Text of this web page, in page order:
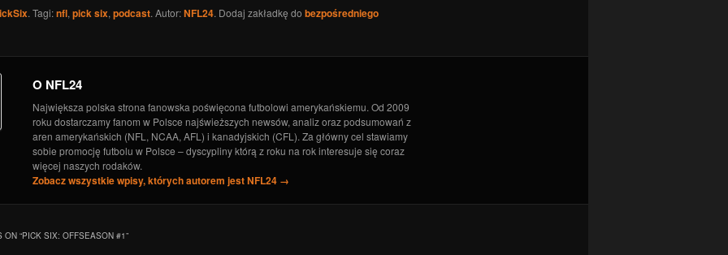
do Bohatera - 11 kwietnia 2019
techniczne!!!
North – analiza salary cap- 12 marca 2019
. Tagi:nfl, pick six, podcast. Autor:NFL24. Dodaj zakładkę do bezpośredniego
O NFL24
Największa polska strona fanowska poświęcona futbolowi amerykańskiemu. Od 2009
roku dostarczamy fanom w Polsce najświeższych newsów, analiz oraz podsumowań z
aren amerykańskich (NFL, NCAA, AFL) i kanadyjskich (CFL). Za główny cel stawiamy
sobie promocję futbolu w Polsce – dyscypliny którą z roku na rok interesuje się coraz
więcej naszych rodaków.
Zobacz wszystkie wpisy, których autorem jest NFL24 →
ON “PICK SIX: OFFSEASON #1”